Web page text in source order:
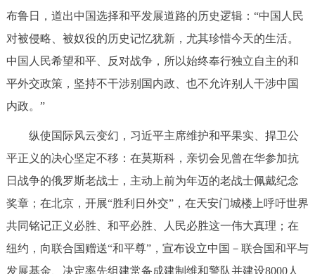
布鲁日，道出中国选择和平发展道路的历史逻辑：“中国人民
对被侵略、被奴役的历史记忆犹新，尤其珍惜今天的生活。
中国人民希望和平、反对战争，所以始终奉行独立自主的和
平外交政策，坚持不干涉别国内政、也不允许别人干涉中国
内政。”
纵使国际风云变幻，习近平主席维护和平果实、捍卫公
平正义的决心坚定不移：在莫斯科，亲切会见曾在华参加抗
日战争的俄罗斯老战士，主动上前为年迈的老战士佩戴纪念
奖章；在北京，开展“胜利日外交”，在天安门城楼上呼吁世界
共同铭记正义必胜、和平必胜、人民必胜这一伟大真理；在
纽约，向联合国赠送“和平尊”，宣布设立中国－联合国和平与
发展基金、决定率先组建常备成建制维和警队并建设8000人